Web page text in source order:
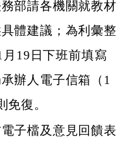
部請各機關就教材
體建議；為利彙整
19日下班前填寫
辦人電子信箱（1
免復。
子檔及意見回饋表